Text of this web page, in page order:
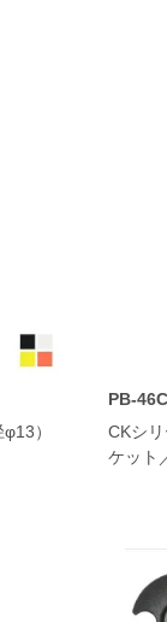
）
PB-
CKシ
ケット